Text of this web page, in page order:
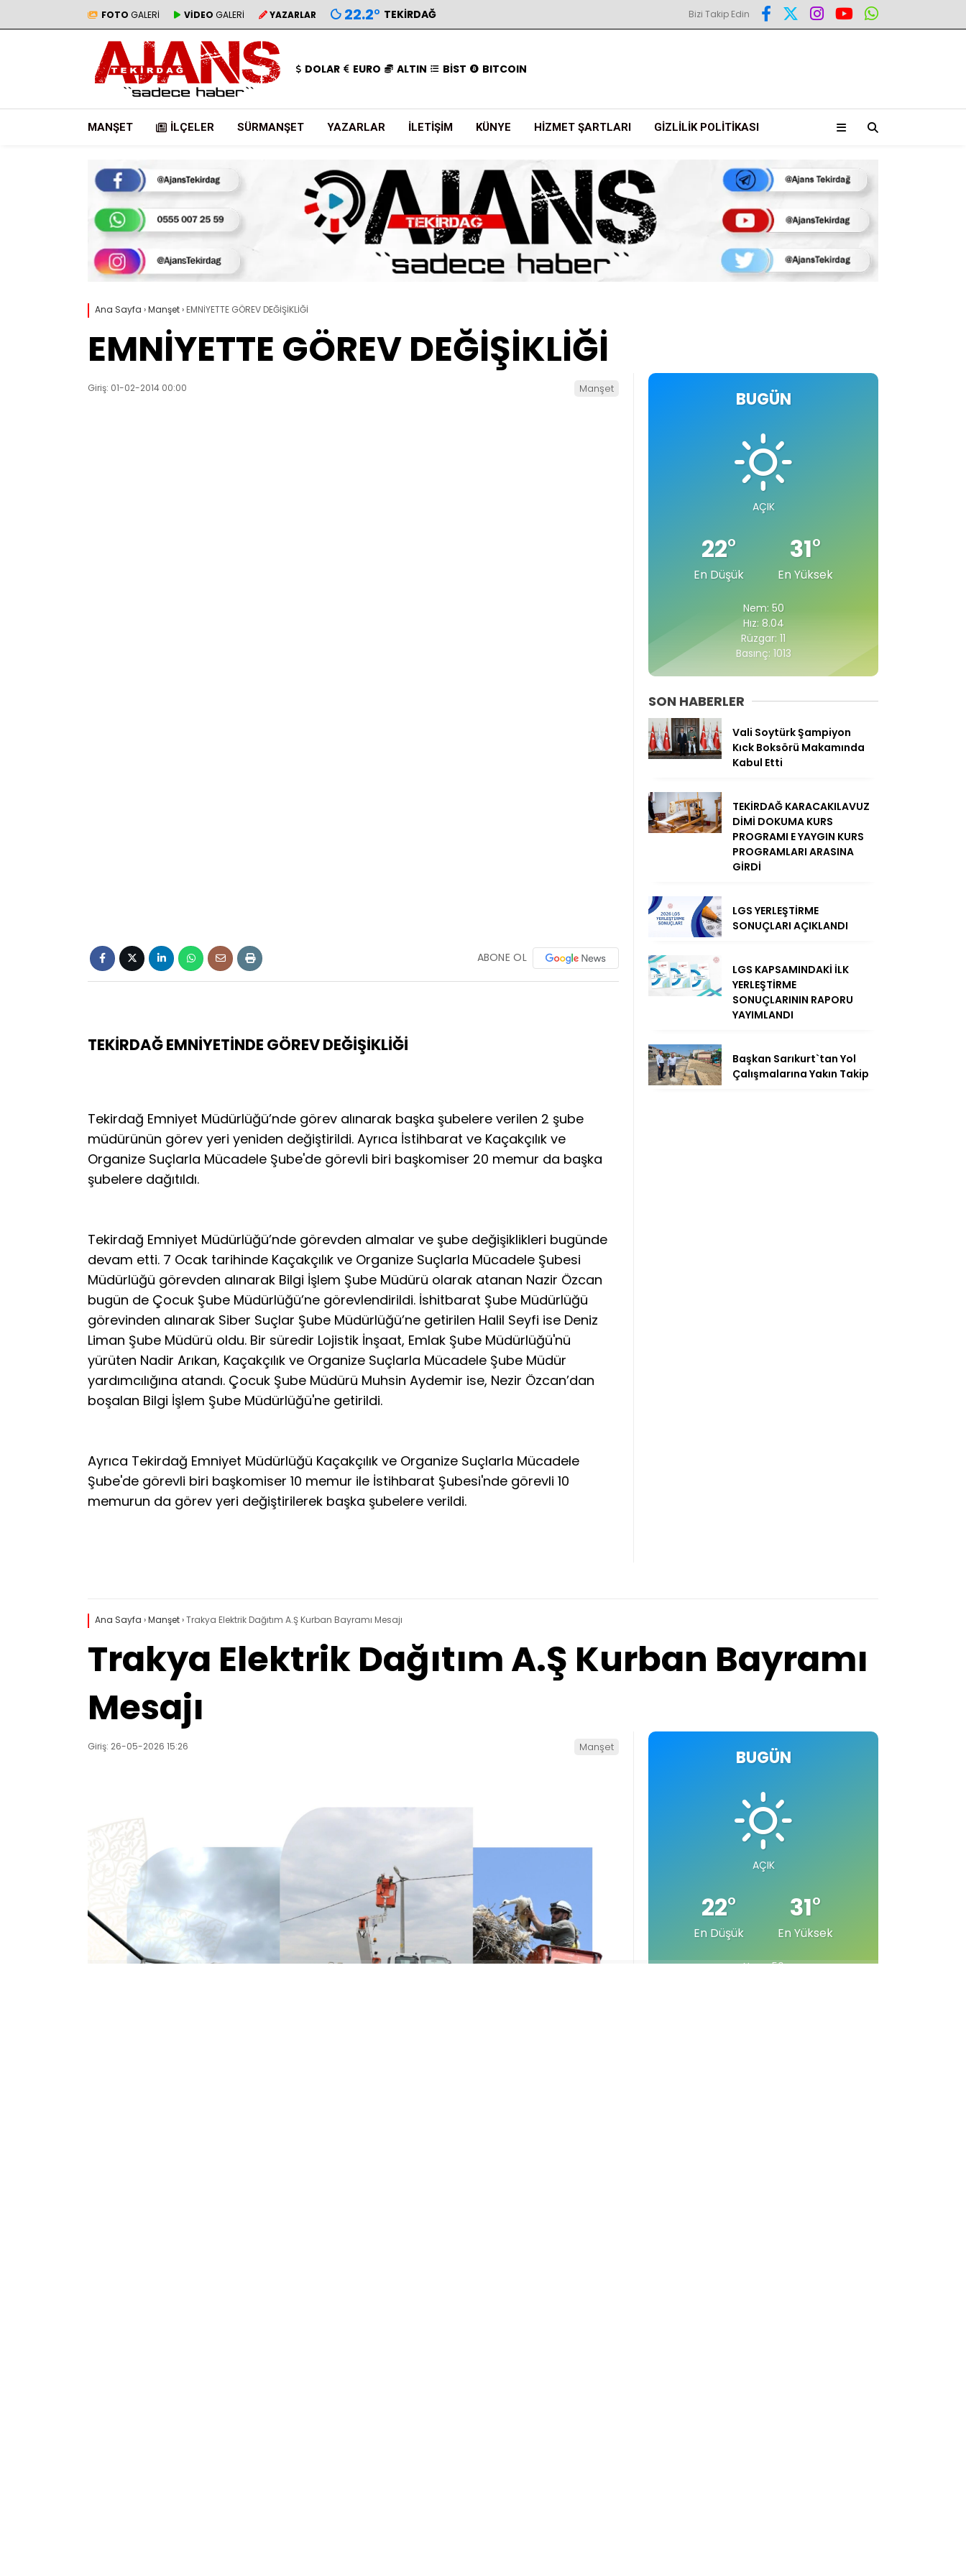
FOTO GALERİ VİDEO GALERİ YAZARLAR 22.2° TEKIRDAĞ Bizi Takip Edin
DOLAR EURO ALTIN BİST BITCOIN
MANŞET İLÇELER SÜRMANŞET YAZARLAR İLETIŞIM KÜNYE HIZMET ŞARTLARI GIZLILIK POLITIKASI
Ana Sayfa ›Manşet› EMNİYETTE GÖREV DEĞİŞİKLİĞİ
EMNİYETTE GÖREV DEĞİŞİKLİĞİ
Giriş: 01-02-2014 00:00 Manşet
ABONE OL
TEKİRDAĞ EMNİYETİNDE GÖREV DEĞİŞİKLİĞİ
Tekirdağ Emniyet Müdürlüğü’nde görev alınarak başka şubelere verilen 2 şube
müdürünün görev yeri yeniden değiştirildi. Ayrıca İstihbarat ve Kaçakçılık ve
Organize Suçlarla Mücadele Şube'de görevli biri başkomiser 20 memur da başka
şubelere dağıtıldı.
Tekirdağ Emniyet Müdürlüğü’nde görevden almalar ve şube değişiklikleri bugünde
devam etti. 7 Ocak tarihinde Kaçakçılık ve Organize Suçlarla Mücadele Şubesi
Müdürlüğü görevden alınarak Bilgi İşlem Şube Müdürü olarak atanan Nazir Özcan
bugün de Çocuk Şube Müdürlüğü’ne görevlendirildi. İshitbarat Şube Müdürlüğü
görevinden alınarak Siber Suçlar Şube Müdürlüğü’ne getirilen Halil Seyfi ise Deniz
Liman Şube Müdürü oldu. Bir süredir Lojistik İnşaat, Emlak Şube Müdürlüğü'nü
yürüten Nadir Arıkan, Kaçakçılık ve Organize Suçlarla Mücadele Şube Müdür
yardımcılığına atandı. Çocuk Şube Müdürü Muhsin Aydemir ise, Nezir Özcan’dan
boşalan Bilgi İşlem Şube Müdürlüğü'ne getirildi.
Ayrıca Tekirdağ Emniyet Müdürlüğü Kaçakçılık ve Organize Suçlarla Mücadele
Şube'de görevli biri başkomiser 10 memur ile İstihbarat Şubesi'nde görevli 10
memurun da görev yeri değiştirilerek başka şubelere verildi.
BUGÜN
AÇIK
22°
En Düşük
31°
En Yüksek
Nem: 50
Hız: 8.04
Rüzgar: 11
Basınç: 1013
SON HABERLER
Vali Soytürk Şampiyon
Kıck Boksörü Makamında
Kabul Etti
TEKİRDAĞ KARACAKILAVUZ
DİMİ DOKUMA KURS
PROGRAMI E YAYGIN KURS
PROGRAMLARI ARASINA
GİRDİ
LGS YERLEŞTİRME
SONUÇLARI AÇIKLANDI
LGS KAPSAMINDAKİ İLK
YERLEŞTİRME
SONUÇLARININ RAPORU
YAYIMLANDI
Başkan Sarıkurt`tan Yol
Çalışmalarına Yakın Takip
Ana Sayfa ›Manşet›Trakya Elektrik Dağıtım A.Ş Kurban Bayramı Mesajı
Trakya Elektrik Dağıtım A.Ş Kurban Bayramı
Mesajı
Giriş: 26-05-2026 15:26 Manşet BUGÜN
AÇIK
22°
En Düşük
31°
En Yüksek
Nem: 50